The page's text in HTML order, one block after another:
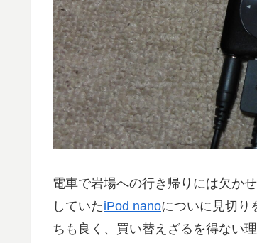
電車で岩場への行き帰りには欠か
していたiPod nanoについに見切り
ちも良く、買い替えざるを得ない